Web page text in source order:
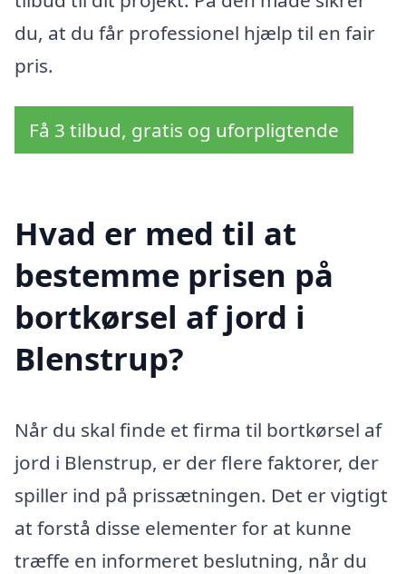
du, at du får professionel hjælp til en fair
pris.
Få 3 tilbud, gratis og uforpligtende
Hvad er med til at
bestemme prisen på
bortkørsel af jord i
Blenstrup?
Når du skal finde et firma til bortkørsel af
jord i Blenstrup, er der flere faktorer, der
spiller ind på prissætningen. Det er vigtigt
at forstå disse elementer for at kunne
træffe en informeret beslutning, når du